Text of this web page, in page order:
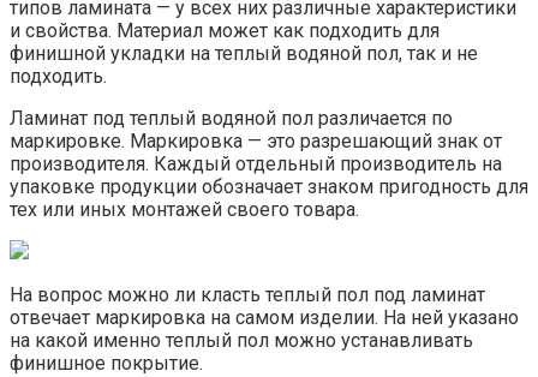
типов ламината — у всех них различные характеристики
и свойства. Материал может как подходить для
финишной укладки на теплый водяной пол, так и не
подходить.
Ламинат под теплый водяной пол различается по
маркировке. Маркировка — это разрешающий знак от
производителя. Каждый отдельный производитель на
упаковке продукции обозначает знаком пригодность для
тех или иных монтажей своего товара.
На вопрос можно ли класть теплый пол под ламинат
отвечает маркировка на самом изделии. На ней указано
на какой именно теплый пол можно устанавливать
финишное покрытие.